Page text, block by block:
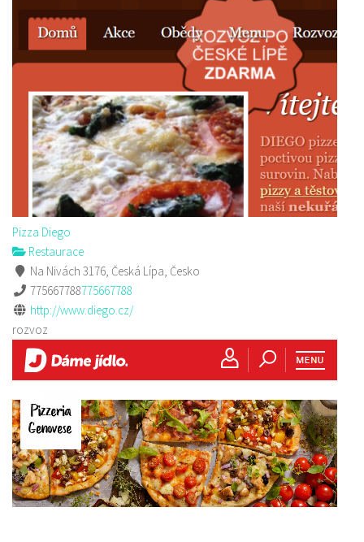
Pizza Diego
Restaurace
Na Nivách 3176, Česká Lípa, Česko
775667788775667788
http://www.diego.cz/
rozvoz